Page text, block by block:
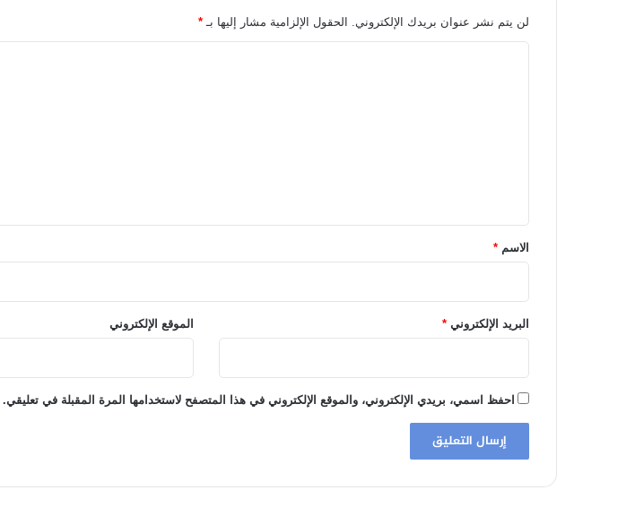
لن يتم نشر عنوان بريدك الإلكتروني. الحقول الإلزامية مشار إليها بـ *
*الاسم *
البريد الإلكتروني * الموقع الإلكتروني
احفظ اسمي، بريدي الإلكتروني، والموقع الإلكتروني في هذا المتصفح لاستخدامها المرة المقبلة في تعليقي.